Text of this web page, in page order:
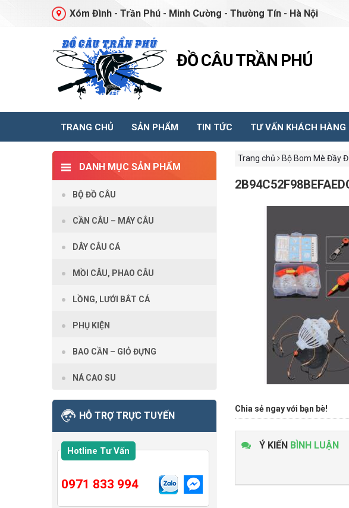
Xóm Đình - Trần Phú - Minh Cường - Thường Tín - Hà Nội
ĐỒ CÂU TRẦN PHÚ
TRANG CHỦ SẢN PHẨM TIN TỨC TƯ VẤN KHÁCH HÀNG
Trang chủ Bộ Bom Mè Đầy
Chia sẻ ngay với bạn bè!
Ý KIẾN BÌNH LUẬN
DANH MỤC SẢN PHẨM
BỘ ĐỒ CÂU
CẦN CÂU – MÁY CÂU
DÂY CÂU CÁ
MỒI CÂU, PHAO CÂU
LỒNG, LƯỚI BẮT CÁ
PHỤ KIỆN
BAO CẦN – GIỎ ĐỰNG
NÁ CAO SU
HỖ TRỢ TRỰC TUYẾN
Hotline Tư Vấn
0971 833 994